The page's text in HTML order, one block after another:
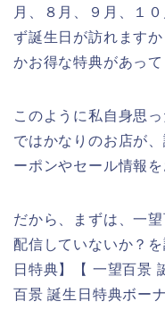
月、８月、９月、１
ず誕生日が訪れます
かお得な特典があっ
このように私自身思
ではかなりのお店が
ーポンやセール情報
だから、まずは、一
配信していないか？
日特典】【 一望百景
百景 誕生日特典ボー